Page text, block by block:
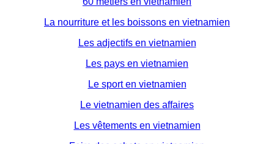
La nourriture et les boissons en vietnamien
Les adjectifs en vietnamien
Les pays en vietnamien
Le sport en vietnamien
Le vietnamien des affaires
Les vêtements en vietnamien